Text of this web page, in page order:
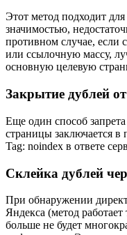
Этот метод подходит
значимостью,
противном случае, если
или ссылочную массу,
основную целевую
Закрытие дублей
Еще один способ
страницы заключается в
Tag: noindex в ответе
Склейка дублей
При обнаружении
Яндекса (метод
больше не будет